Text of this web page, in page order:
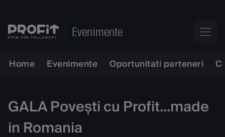
Evenimente
Home Evenimente Oportunitati parteneri
GALA Povești cu Profit...made
in Romania